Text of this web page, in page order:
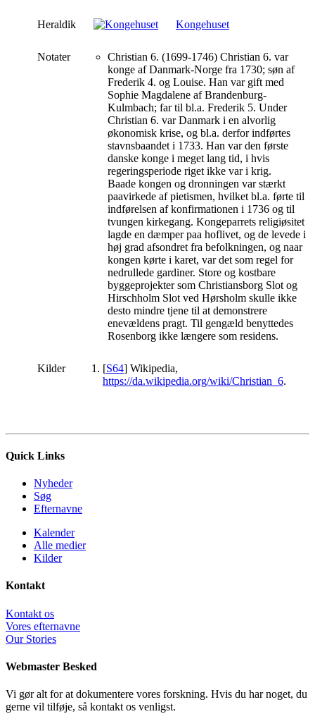
Heraldik Kongehuset
Notater
Christian 6. (1699-1746) Christian 6. var
konge af Danmark-Norge fra 1730; søn af
Frederik 4. og Louise. Han var gift med
Sophie Magdalene af Brandenburg-
Kulmbach; far til bl.a. Frederik 5. Under
Christian 6. var Danmark i en alvorlig
økonomisk krise, og bl.a. derfor indførtes
stavnsbaandet i 1733. Han var den første
danske konge i meget lang tid, i hvis
regeringsperiode riget ikke var i krig.
Baade kongen og dronningen var stærkt
paavirkede af pietismen, hvilket bl.a. førte til
indførelsen af konfirmationen i 1736 og til
tvungen kirkegang. Kongeparrets religiøsitet
lagde en dæmper paa hoflivet, og de levede i
høj grad afsondret fra befolkningen, og naar
kongen kørte i karet, var det som regel for
nedrullede gardiner. Store og kostbare
byggeprojekter som Christiansborg Slot og
Hirschholm Slot ved Hørsholm skulle ikke
desto mindre tjene til at demonstrere
enevældens pragt. Til gengæld benyttedes
Rosenborg ikke længere som residens.
Kilder [S64] Wikipedia,
https://da.wikipedia.org/wiki/Christian_6.
Quick Links
Nyheder
Søg
Efternavne
Kalender
Alle medier
Kilder
Kontakt
Kontakt os
Vores efternavne
Our Stories
Webmaster Besked
Vi gør alt for at dokumentere vores forskning. Hvis du har noget, du
gerne vil tilføje, så kontakt os venligst.